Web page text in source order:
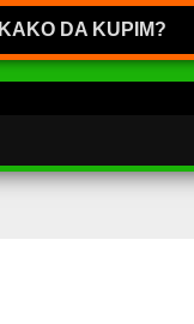
KAKO DA KUPIM?